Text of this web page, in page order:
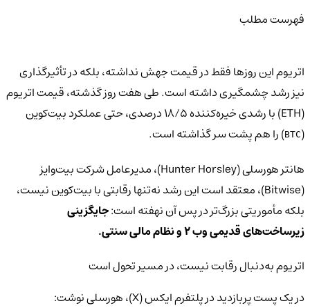
فهرست مطلب
اتریوم این روزها فقط در قیمت جهش نداشته، بلکه در تأثیرگذاری
نیز رشد چشمگیری داشته است. طی هفت روز گذشته، قیمت اتریوم
(ETH) با رشدی خیره‌کننده ۱۸/۵ درصدی، حتی عملکرد بیت‌کوین
BTC) را هم پشت سر گذاشته است.
هانتر هورسلی (Hunter Horsley)، مدیرعامل شرکت بیت‌وایز
(Bitwise)، معتقد است این رشد نه‌تنها رقابتی با بیت‌کوین نیست،
بلکه مأموریتی بزرگ‌تر در پس آن نهفته است:جایگزینی
زیرساخت‌های قدیمی وب ۲ و نظام مالی سنتی.
اتریوم به‌دنبال رقابت نیست، در مسیر تحول است
در یک پست پربازدید در پلتفرم ایکس (X)، هورسلی نوشت: